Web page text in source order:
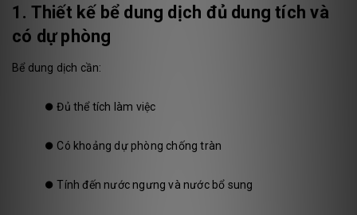
1. Thiết kế bể dung dịch đủ dung tích và
có dự phòng
Bể dung dịch cần:
⏺️Đủ thể tích làm việc
⏺️ Có khoảng dự phòng chống tràn
⏺️Tính đến nước ngưng và nước bổ sung